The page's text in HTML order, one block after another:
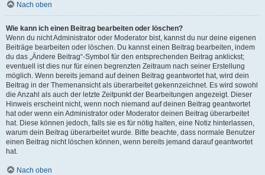
Nach oben
Wie kann ich einen Beitrag bearbeiten oder löschen?
Wenn du nicht Administrator oder Moderator bist, kannst du nur deine eigenen
Beiträge bearbeiten oder löschen. Du kannst einen Beitrag bearbeiten, indem
du das „Ändere Beitrag“-Symbol für den entsprechenden Beitrag anklickst;
eventuell ist dies nur für einen begrenzten Zeitraum nach seiner Erstellung
möglich. Wenn bereits jemand auf deinen Beitrag geantwortet hat, wird dein
Beitrag in der Themenansicht als überarbeitet gekennzeichnet. Es wird sowohl
die Anzahl als auch der letzte Zeitpunkt der Bearbeitungen angezeigt. Dieser
Hinweis erscheint nicht, wenn noch niemand auf deinen Beitrag geantwortet
hat oder wenn ein Administrator oder Moderator deinen Beitrag überarbeitet
hat. Diese können jedoch, falls sie es für nötig halten, eine Notiz hinterlassen,
warum dein Beitrag überarbeitet wurde. Bitte beachte, dass normale Benutzer
einen Beitrag nicht löschen können, wenn bereits jemand darauf geantwortet
hat.
Nach oben